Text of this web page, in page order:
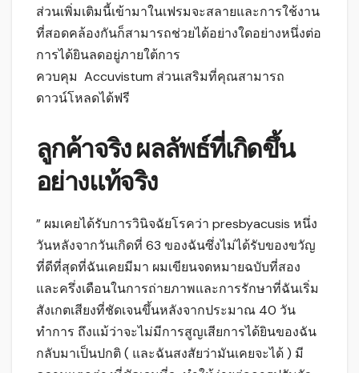
ส่วนเพิ่มเติมนี้เข้ามาในเฟรมจะสลายและการใช้งาน
ที่สอดคล้องกันก็สามารถช่วยได้อย่างใดอย่างหนึ่งต่อ
การได้ยินลดอยู่ภายใต้การ
ควบคุม Accuvistum ส่วนเสริมที่คุณสามารถ
ดาวน์โหลดได้ฟรี
ลูกค้าจริง ผลลัพธ์ที่เกิดขึ้น
อย่างแท้จริง
” ผมเคยได้รับการวินิจฉัยโรคว่า presbyacusis หนึ่ง
วันหลังจากวันเกิดที่ 63 ของฉันซึ่งไม่ได้รับของขวัญ
ที่ดีที่สุดที่ฉันเคยมีมา ผมเขียนจดหมายฉบับที่สอง
และครึ่งเดือนในการถ่ายภาพและการรักษาที่ฉันเริ่ม
สังเกตเสียงที่ชัดเจนขึ้นหลังจากประมาณ 40 วัน
ทำการ ถึงแม้ว่าจะไม่มีการสูญเสียการได้ยินของฉัน
กลับมาเป็นปกติ ( และฉันสงสัยว่ามันเคยจะได้ ) มี